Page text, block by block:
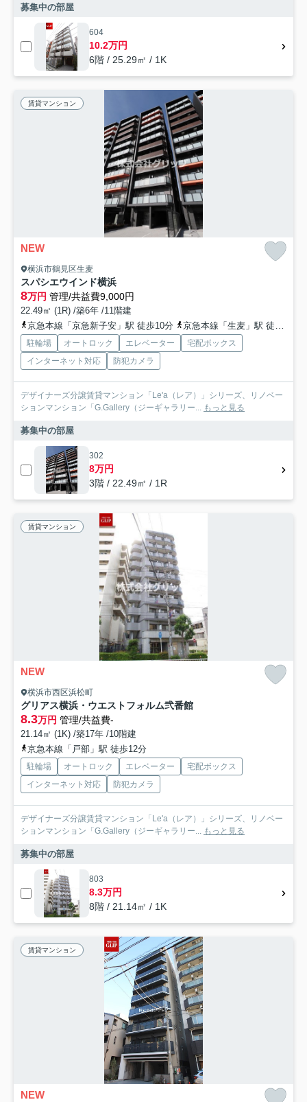
募集中の部屋
604
10.2万円
6階 / 25.29㎡ / 1K
賃貸マンション
NEW
横浜市鶴見区生麦
スパシエウインド横浜
8万円 管理/共益費9,000円
22.49㎡ (1R) /築6年 /11階建
京急本線「京急新子安」駅 徒歩10分
京急本線「生麦」駅 徒歩10分
駐輪場 オートロック エレベーター
宅配ボックス
インターネット対応
防犯カメラ
デザイナーズ分譲賃貸マンション「Le'a（レア）」シリーズ、リノベー
ションマンション「G.Gallery（ジーギャラリー... もっと見る
募集中の部屋
302
8万円
3階 / 22.49㎡ / 1R
賃貸マンション
NEW
横浜市西区浜松町
グリアス横浜・ウエストフォルム弐番館
8.3万円 管理/共益費-
21.14㎡ (1K) /築17年 /10階建
京急本線「戸部」駅 徒歩12分
駐輪場 オートロック エレベーター
宅配ボックス
インターネット対応
防犯カメラ
デザイナーズ分譲賃貸マンション「Le'a（レア）」シリーズ、リノベー
ションマンション「G.Gallery（ジーギャラリー... もっと見る
募集中の部屋
803
8.3万円
8階 / 21.14㎡ / 1K
賃貸マンション
NEW